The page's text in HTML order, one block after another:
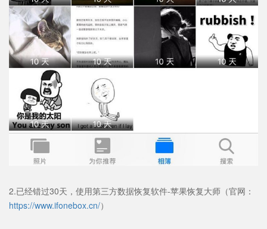
2.已经错过30天，使用第三方数据恢复软件-苹果恢复大师（官网：
https://www.ifonebox.cn/）